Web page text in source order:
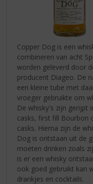
Copper Dog is een
combineren van acht
worden geleverd door
producent Diageo. De
een kleine tube met
vroeger gebruikte om
De whisky's zijn gerijpt
casks, first fill Bourbon
casks. Hierna zijn de
Dog is ontstaan uit de
moeten drinken zoals
is er een whisky
ook goed gebruikt kan
drankjes en cocktails.